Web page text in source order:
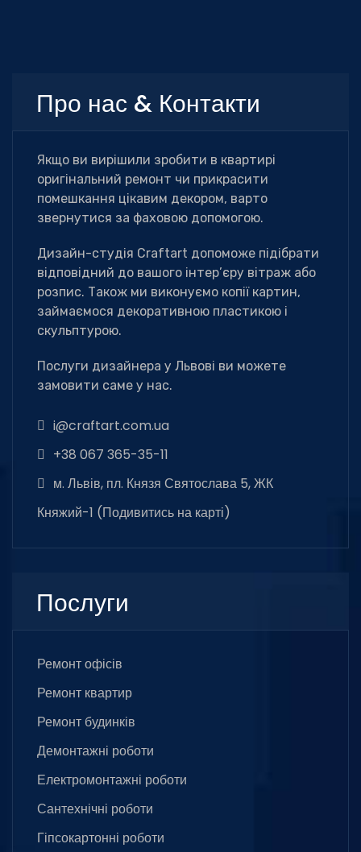
Про нас & Контакти
Якщо ви вирішили зробити в квартирі
оригінальний ремонт чи прикрасити
помешкання цікавим декором, варто
звернутися за фаховою допомогою.
Дизайн-студія Сraftart допоможе підібрати
відповідний до вашого інтер’єру вітраж або
розпис. Також ми виконуємо копії картин,
займаємося декоративною пластикою і
скульптурою.
Послуги дизайнера у Львові ви можете
замовити саме у нас.
i@craftart.com.ua
+38 067 365-35-11
м. Львів, пл. Князя Святослава 5, ЖК
Княжий-1 (Подивитись на карті)
Послуги
Ремонт офісів
Ремонт квартир
Ремонт будинків
Демонтажні роботи
Електромонтажні роботи
Сантехнічні роботи
Гіпсокартонні роботи